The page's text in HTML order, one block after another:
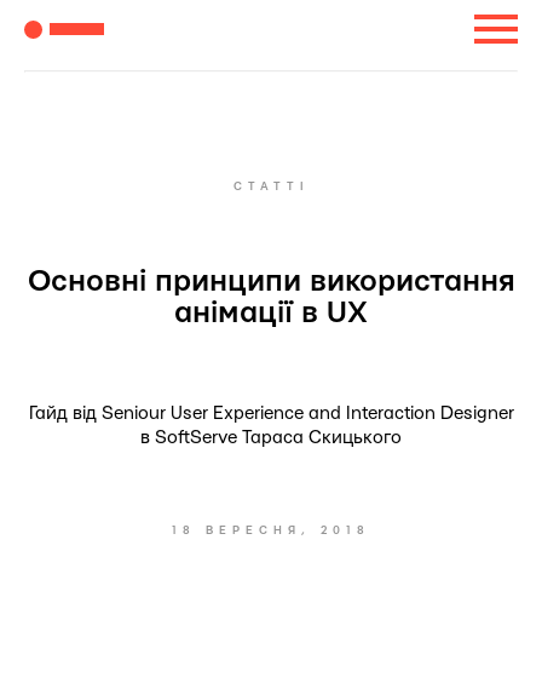
СТАТТІ
Основні принципи використання
анімації в UX
Гайд від Seniour User Experience and Interaction Designer
в SoftServe Тараса Скицького
18 ВЕРЕСНЯ, 2018